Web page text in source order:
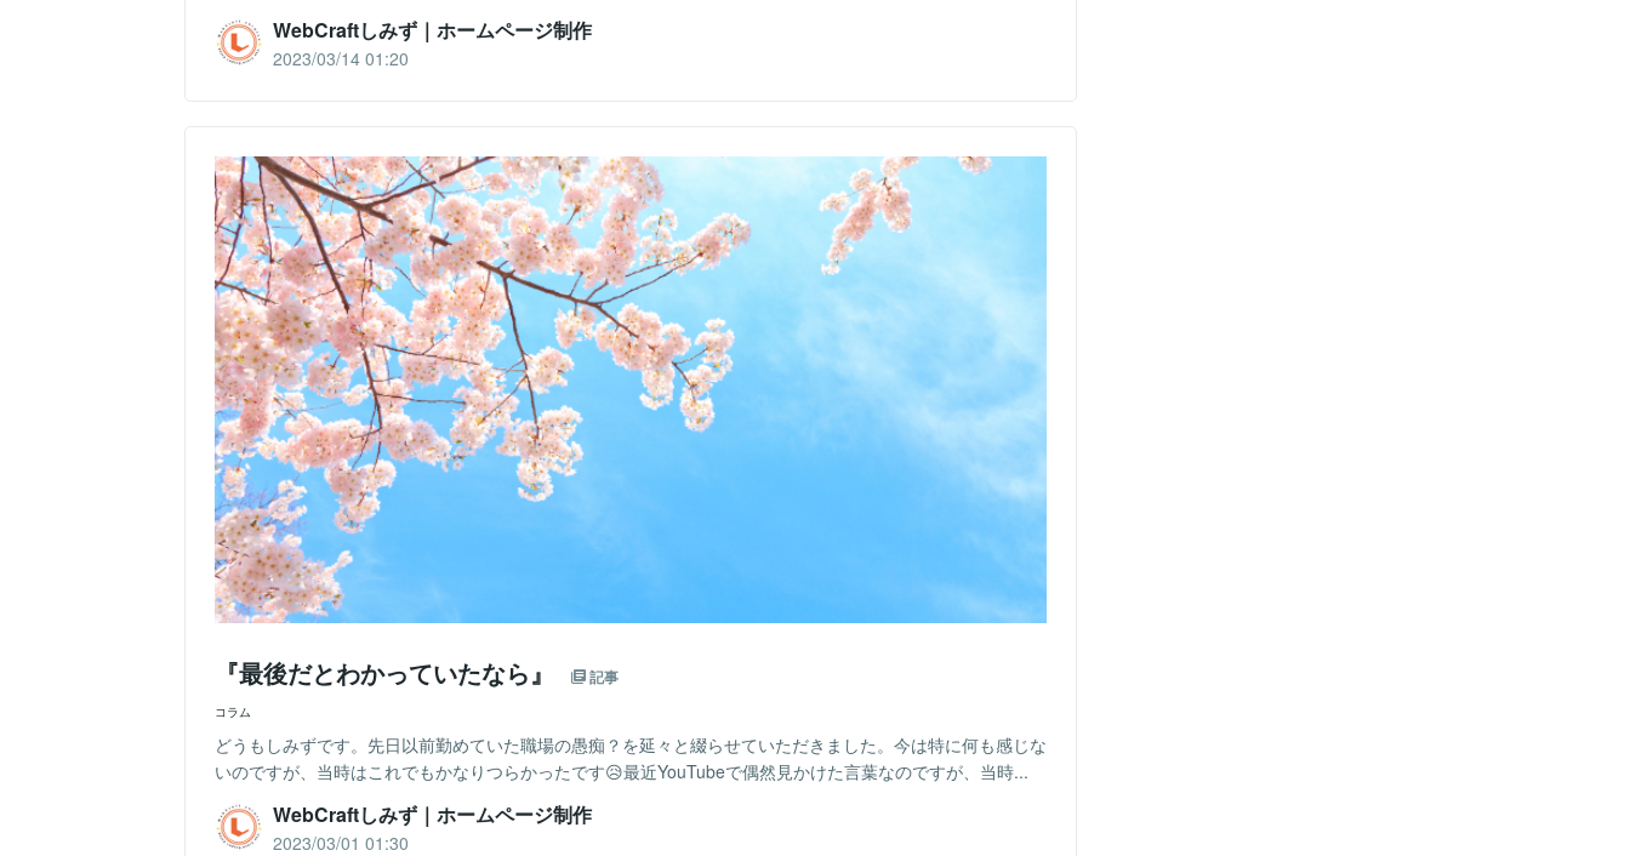
WebCraftしみず｜ホームページ制作
2023/03/14 01:20
『最後だとわかっていたなら』 記事
コラム
どうもしみずです。先日以前勤めていた職場の愚痴？を延々と綴らせていただきました。今は特に何も感じな
いのですが、当時はこれでもかなりつらかったです😥最近YouTubeで偶然見かけた言葉なのですが、当時...
WebCraftしみず｜ホームページ制作
2023/03/01 01:30